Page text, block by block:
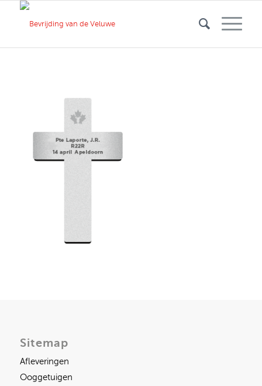
Sitemap
Afleveringen
Ooggetuigen